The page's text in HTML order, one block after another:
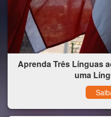
Aprenda Três Línguas
uma